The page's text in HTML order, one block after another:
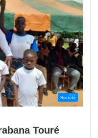
Société
Touré